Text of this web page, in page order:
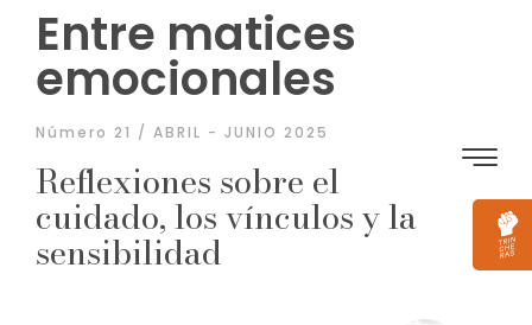
Entre matices
emocionales
Número 21 / ABRIL - JUNIO 2025
Reflexiones sobre el
cuidado, los vínculos y la
sensibilidad